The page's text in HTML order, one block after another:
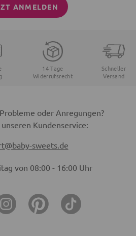
ANMELDEN
14 Tage
Widerrufsrecht
Schneller
Versand
oder Anregungen?
Kundenservice:
sweets.de
von 08:00 - 16:00 Uhr